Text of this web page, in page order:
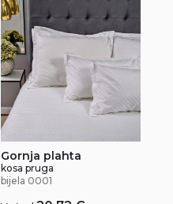
Gornja plahta
kosa pruga
bijela 0001